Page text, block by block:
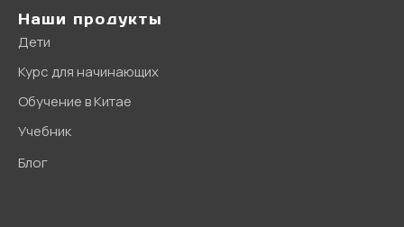
Наши продукты
Дети
Курс для начинающих
Обучение в Китае
Учебник
Блог